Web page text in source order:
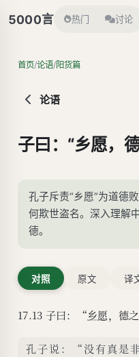
5000言 热门 讨论
首页/论语/阳货篇
论语
子曰：“乡愿，
孔子斥责“乡愿”为道德
何欺世盗名。深入理解
德。
对照 原文 译
17.13 子曰：“乡愿，德之
孔子说：“没有真是